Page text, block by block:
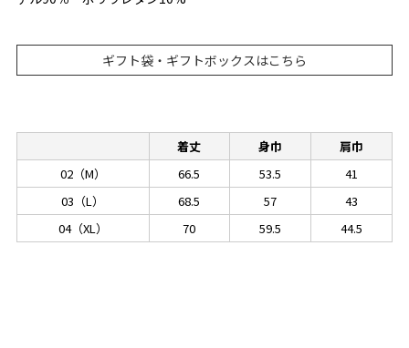
ギフト袋・ギフトボックスはこちら
着丈 身巾
肩巾
02（M）
66.5 53.5
41
03（L）
68.5 57
43
04（XL）
70 59.5 44.5